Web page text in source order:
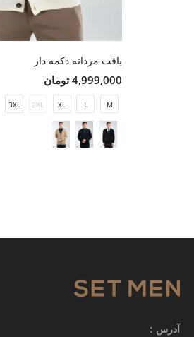
بافت مردانه دکمه دار
4,999,000 تومان
M
L
XL
2XL
3XL
آدرس :